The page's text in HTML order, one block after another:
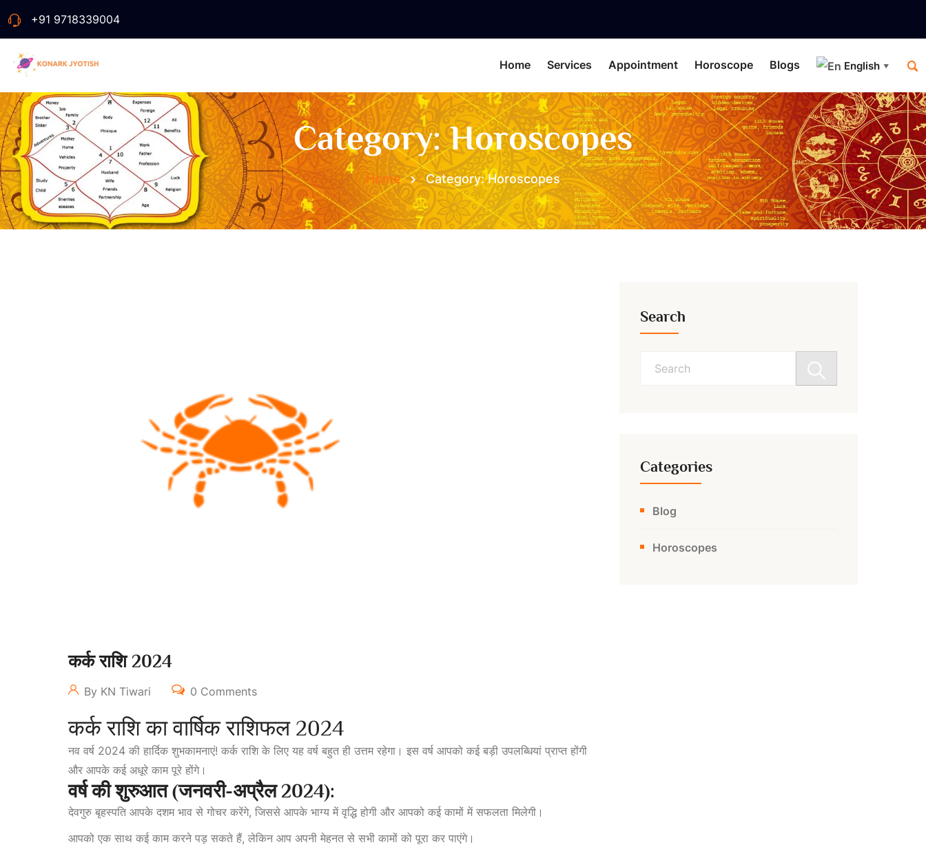
+91 9718339004
Home Services Appointment Horoscope Blogs English ▼
Category:Horoscopes
Home Category:Horoscopes
कर्क राशि 2024
By KN Tiwari 0 Comments
कर्क राशि का वार्षिक राशिफल 2024
नव वर्ष 2024 की हार्दिक शुभकामनाएं! कर्क राशि के लिए यह वर्ष बहुत ही उत्तम रहेगा। इस वर्ष आपको कई बड़ी उपलब्धियां प्राप्त होंगी
और आपके कई अधूरे काम पूरे होंगे।
वर्ष की शुरुआत (जनवरी-अप्रैल 2024):
देवगुरु बृहस्पति आपके दशम भाव से गोचर करेंगे, जिससे आपके भाग्य में वृद्धि होगी और आपको कई कामों में सफलता मिलेगी।
आपको एक साथ कई काम करने पड़ सकते हैं, लेकिन आप अपनी मेहनत से सभी कामों को पूरा कर पाएंगे।
Search
Categories
Blog
Horoscopes